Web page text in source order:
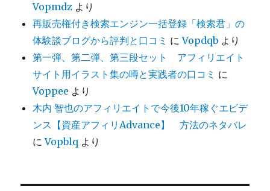
Vopmdz より
再販売権付き検索エンジン一括登録「検索君」の
体験談ブログから評判と口コミ にVopdqb より
第一弾、第二弾、第三段セット アフィリエイト
サイト用イラスト集の噂と実践者の口コミ に
Voppee より
木内 智也のアフィリエイトで今後10年稼ぐエビデ
ンス【資産アフィリAdvance】 方法のネタバレ
にVopblq より